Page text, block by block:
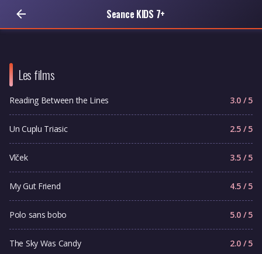
Seance KIDS 7+
Les films
Reading Between the Lines 3.0 / 5
Un Cuplu Triasic 2.5 / 5
Vlček 3.5 / 5
My Gut Friend 4.5 / 5
Polo sans bobo 5.0 / 5
The Sky Was Candy 2.0 / 5